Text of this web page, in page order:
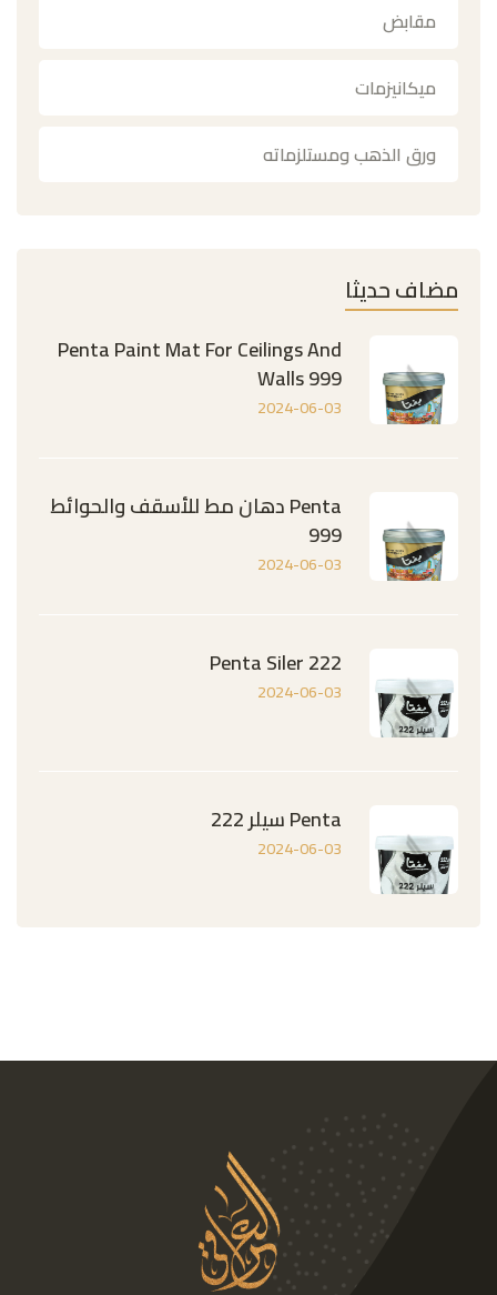
مقابض
ميكانيزمات
ورق الذهب ومستلزماته
مضاف حديثا
Penta Paint Mat For Ceilings And
Walls 999
2024-06-03
Penta دهان مط للأسقف والحوائط
999
2024-06-03
Penta Siler 222
2024-06-03
Penta سيلر 222
2024-06-03